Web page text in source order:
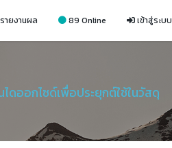
รายงานผล 89 Online เข้าสู่ระบบ
ออกไซด์เพื่อประยุกต์ใช้ในวัสดุ